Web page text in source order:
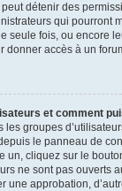
détenir des
qui pourront
seule fois, ou encore
donner accès à un
et comment
les groupes
le panneau de
un, cliquez sur le
ne sont pas ouverts
une approbation,